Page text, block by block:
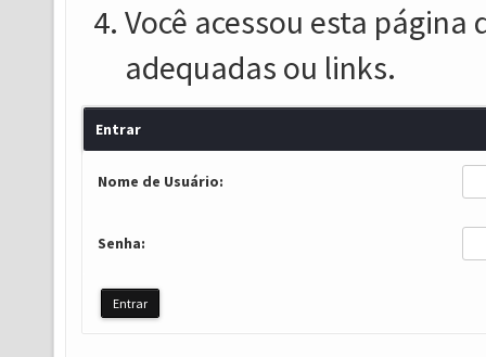
Você acessou esta
adequadas ou links.
Entrar
Nome de Usuário:
Senha: